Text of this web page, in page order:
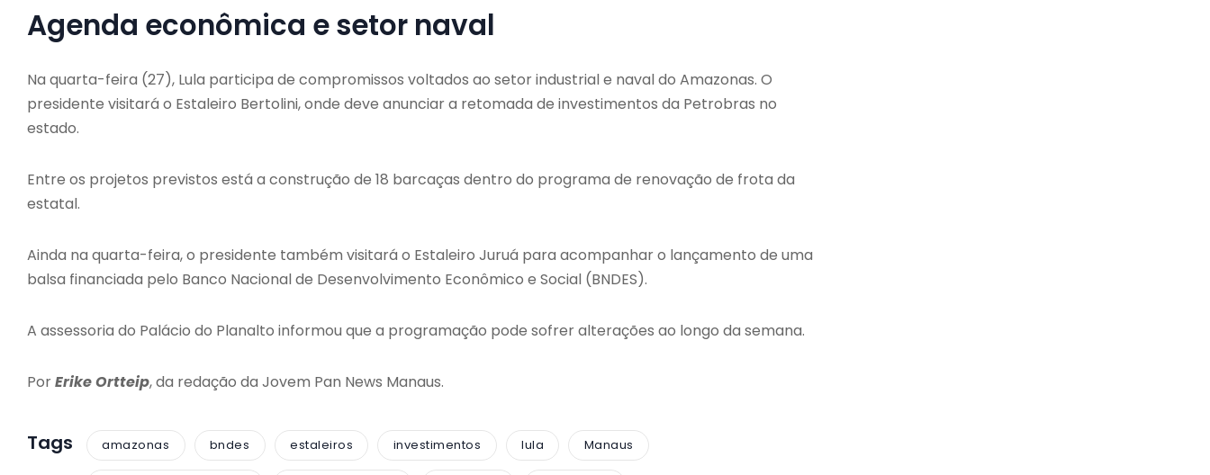
Agenda econômica e setor naval
Na quarta-feira (27), Lula participa de compromissos voltados ao setor industrial e naval do Amazonas. O
presidente visitará o Estaleiro Bertolini, onde deve anunciar a retomada de investimentos da Petrobras no
estado.
Entre os projetos previstos está a construção de 18 barcaças dentro do programa de renovação de frota da
estatal.
Ainda na quarta-feira, o presidente também visitará o Estaleiro Juruá para acompanhar o lançamento de uma
balsa financiada pelo Banco Nacional de Desenvolvimento Econômico e Social (BNDES).
A assessoria do Palácio do Planalto informou que a programação pode sofrer alterações ao longo da semana.
PorErike Ortteip, da redação da Jovem Pan News Manaus.
Tags amazonas bndes estaleiros investimentos lula Manaus